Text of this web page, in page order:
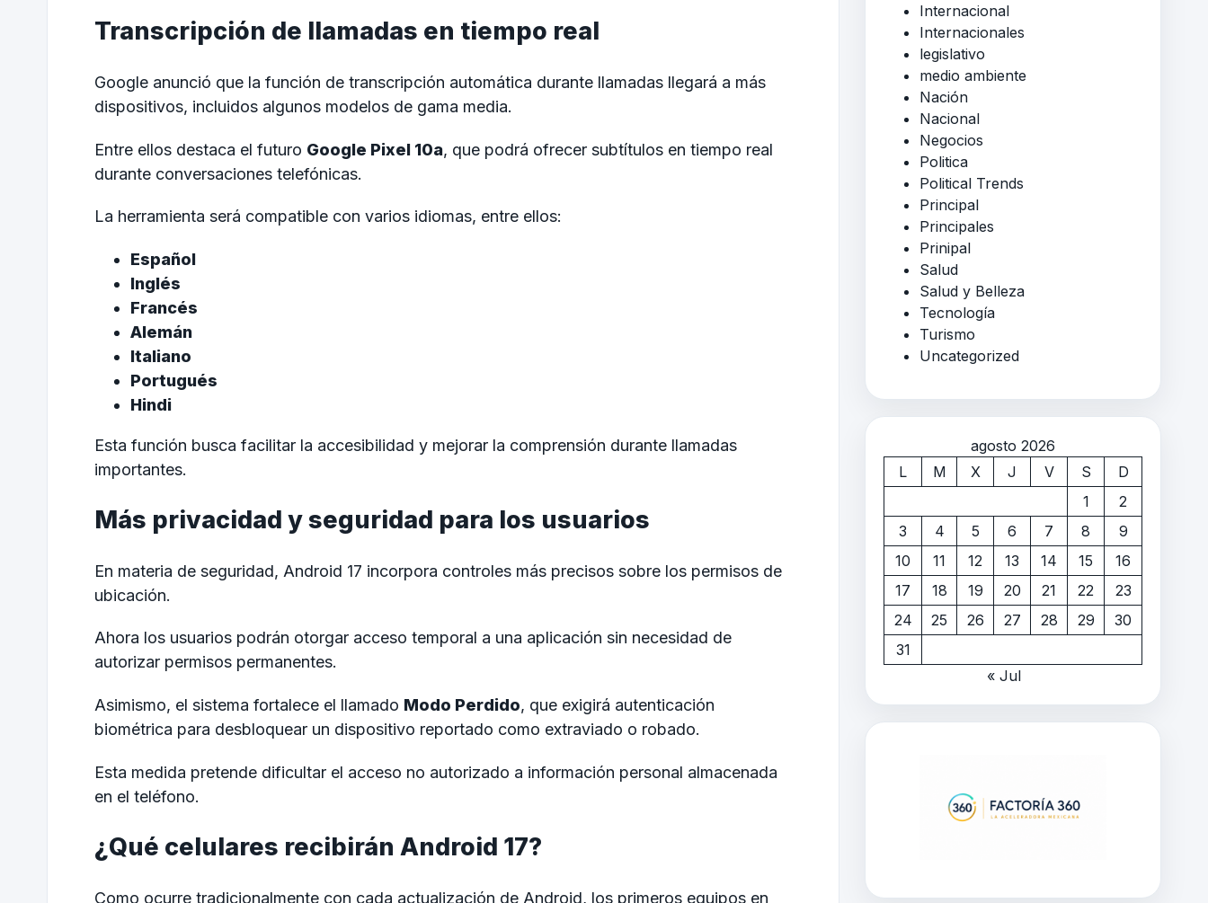
Transcripción de llamadas en tiempo real
Google anunció que la función de transcripción automática durante llamadas llegará a más
dispositivos, incluidos algunos modelos de gama media.
Entre ellos destaca el futuro Google Pixel 10a, que podrá ofrecer subtítulos en tiempo real
durante conversaciones telefónicas.
La herramienta será compatible con varios idiomas, entre ellos:
Español
Inglés
Francés
Alemán
Italiano
Portugués
Hindi
Esta función busca facilitar la accesibilidad y mejorar la comprensión durante llamadas
importantes.
Más privacidad y seguridad para los usuarios
En materia de seguridad, Android 17 incorpora controles más precisos sobre los permisos de
ubicación.
Ahora los usuarios podrán otorgar acceso temporal a una aplicación sin necesidad de
autorizar permisos permanentes.
Asimismo, el sistema fortalece el llamado Modo Perdido, que exigirá autenticación
biométrica para desbloquear un dispositivo reportado como extraviado o robado.
Esta medida pretende dificultar el acceso no autorizado a información personal almacenada
en el teléfono.
¿Qué celulares recibirán Android 17?
Como ocurre tradicionalmente con cada actualización de Android, los primeros equipos en
Internacional
Internacionales
legislativo
medio ambiente
Nación
Nacional
Negocios
Politica
Political Trends
Principal
Principales
Prinipal
Salud
Salud y Belleza
Tecnología
Turismo
Uncategorized
agosto 2026
L
M X J V S
D
1
2
3
4 5 6 7 8
9
10
11 12 13 14 15
16
17
18 19 20 21 22
23
24
25 26 27 28 29
30
31
« Jul